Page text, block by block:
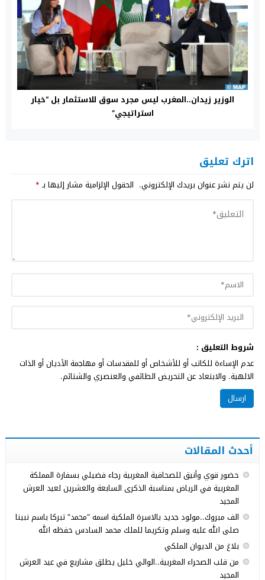
الوزير زيدان..المغرب ليس مجرد سوق للاستثمار بل “خيار
استراتيجي”
اترك تعليق
لن يتم نشر عنوان بريدك الإلكتروني. الحقول الإلزامية مشار إليها بـ*
شروط التعليق :
عدم الإساءة للكاتب أو للأشخاص أو للمقدسات أو مهاجمة الأديان أو الذات
الالهية. والابتعاد عن التحريض الطائفي والعنصري والشتائم.
أحدث المقالات
حضور قوي وأنيق للصحافية المغربية رجاء فضيلي بسفارة المملكة
المغربية في الرياض بمناسبة الذكرى السابعة والعشرين لعيد العرش
المجيد
الف مبروك..مولود جديد بالاسرة الملكية اسمه “محمد” تبركا باسم نبينا
صلى الله عليه وسلم وتكريما للملك محمد السادس حفظه الله
بلاغ من الديوان الملكي
من قلب الصحراء المغربية..الوالي خليل يطلق مشاريع في عيد العرش
المجيد